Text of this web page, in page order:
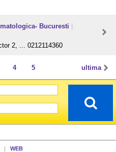
Bucuresti
2, ... 0212114360
ultima
4 5
WEB